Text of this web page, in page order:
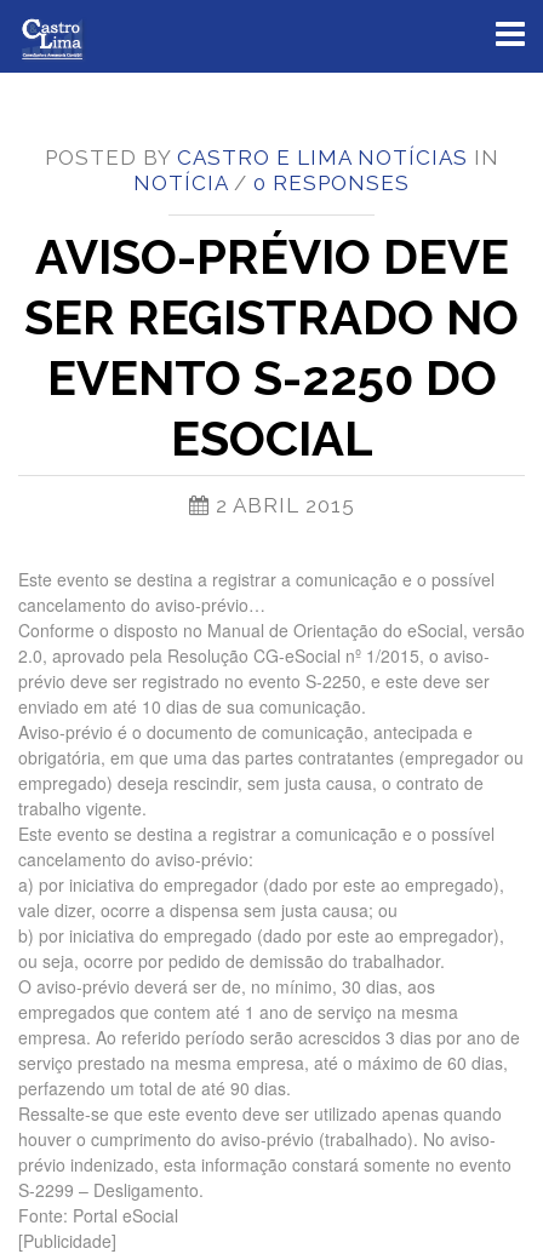
POSTED BY CASTRO E LIMA NOTÍCIAS IN
NOTÍCIA / 0 RESPONSES
AVISO-PRÉVIO DEVE
SER REGISTRADO NO
EVENTO S-2250 DO
ESOCIAL
2 ABRIL 2015
Este evento se destina a registrar a comunicação e o possível
cancelamento do aviso-prévio…
Conforme o disposto no Manual de Orientação do eSocial, versão
2.0, aprovado pela Resolução CG-eSocial nº 1/2015, o aviso-
prévio deve ser registrado no evento S-2250, e este deve ser
enviado em até 10 dias de sua comunicação.
Aviso-prévio é o documento de comunicação, antecipada e
obrigatória, em que uma das partes contratantes (empregador ou
empregado) deseja rescindir, sem justa causa, o contrato de
trabalho vigente.
Este evento se destina a registrar a comunicação e o possível
cancelamento do aviso-prévio:
a) por iniciativa do empregador (dado por este ao empregado),
vale dizer, ocorre a dispensa sem justa causa; ou
b) por iniciativa do empregado (dado por este ao empregador),
ou seja, ocorre por pedido de demissão do trabalhador.
O aviso-prévio deverá ser de, no mínimo, 30 dias, aos
empregados que contem até 1 ano de serviço na mesma
empresa. Ao referido período serão acrescidos 3 dias por ano de
serviço prestado na mesma empresa, até o máximo de 60 dias,
perfazendo um total de até 90 dias.
Ressalte-se que este evento deve ser utilizado apenas quando
houver o cumprimento do aviso-prévio (trabalhado). No aviso-
prévio indenizado, esta informação constará somente no evento
S-2299 – Desligamento.
Fonte: Portal eSocial
[Publicidade]